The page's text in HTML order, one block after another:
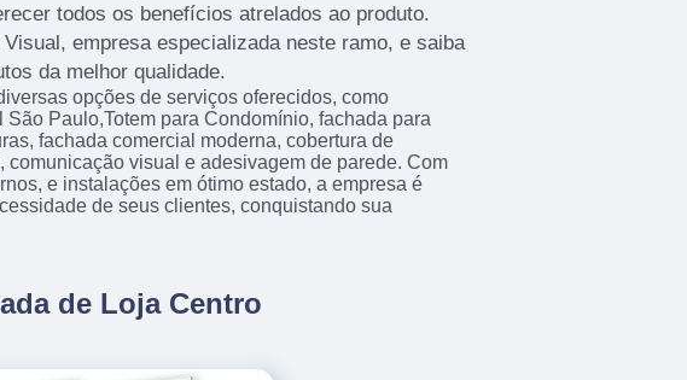
todos os benefícios atrelados ao produto.
empresa especializada neste ramo, e saiba
da melhor qualidade.
opções de serviços oferecidos, como
Paulo,Totem para Condomínio, fachada para
fachada comercial moderna, cobertura de
comunicação visual e adesivagem de parede. Com
e instalações em ótimo estado, a empresa é
de seus clientes, conquistando sua
de Loja Centro